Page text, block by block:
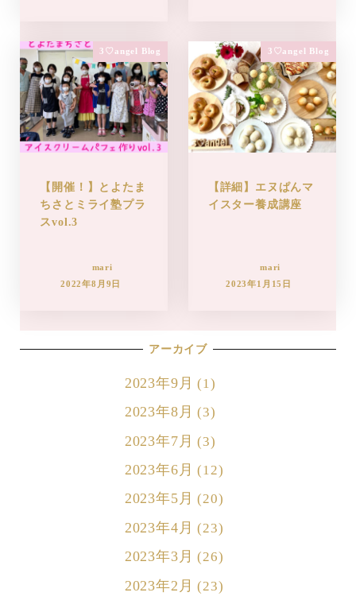
3♡angel Blog
【開催！】とよたま
ちさとミライ塾プラ
スvol.3
mari
2022年8月9日
3♡angel Blog
【詳細】エヌぱんマ
イスター養成講座
mari
2023年1月15日
アーカイブ
2023年9月 (1)
2023年8月 (3)
2023年7月 (3)
2023年6月 (12)
2023年5月 (20)
2023年4月 (23)
2023年3月 (26)
2023年2月 (23)